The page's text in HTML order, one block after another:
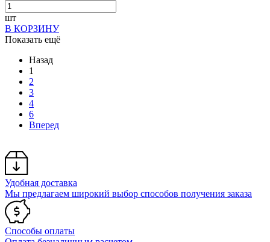
шт
В КОРЗИНУ
Показать ещё
Назад
1
2
3
4
6
Вперед
Удобная доставка
Мы предлагаем широкий выбор способов получения заказа
Способы оплаты